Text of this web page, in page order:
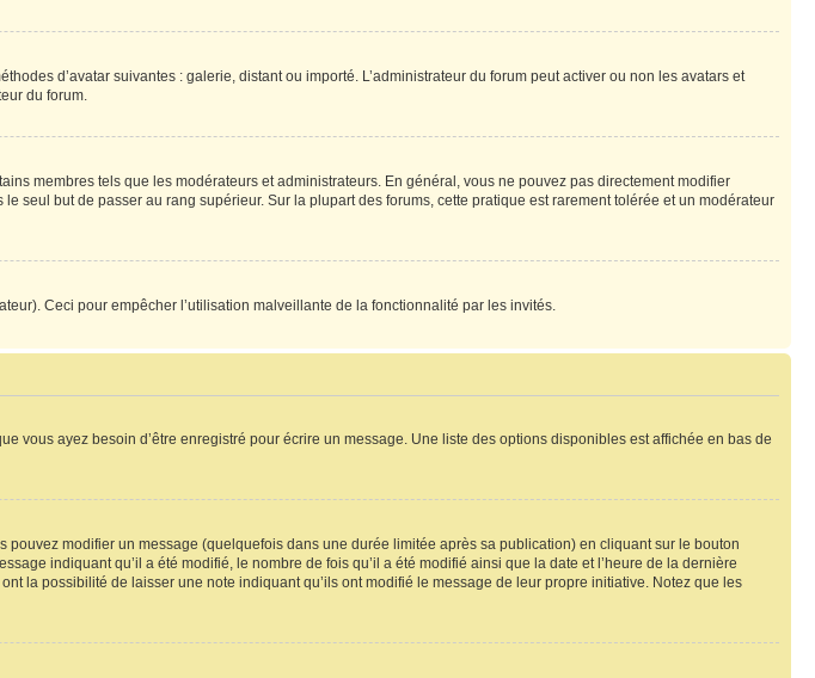
d’avatar suivantes : galerie, distant ou importé. L’administrateur du forum peut activer ou non les avatars et
du forum.
membres tels que les modérateurs et administrateurs. En général, vous ne pouvez pas directement modifier
seul but de passer au rang supérieur. Sur la plupart des forums, cette pratique est rarement tolérée et un modérateur
Ceci pour empêcher l’utilisation malveillante de la fonctionnalité par les invités.
vous ayez besoin d’être enregistré pour écrire un message. Une liste des options disponibles est affichée en bas de
modifier un message (quelquefois dans une durée limitée après sa publication) en cliquant sur le bouton
indiquant qu’il a été modifié, le nombre de fois qu’il a été modifié ainsi que la date et l’heure de la dernière
la possibilité de laisser une note indiquant qu’ils ont modifié le message de leur propre initiative. Notez que les